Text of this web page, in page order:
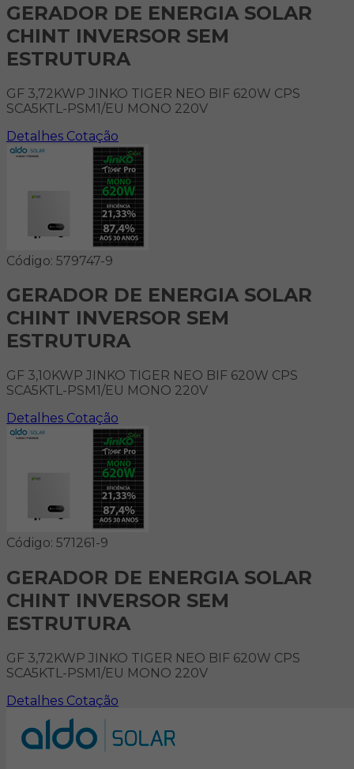
GERADOR DE ENERGIA SOLAR
CHINT INVERSOR SEM
ESTRUTURA
GF 3,72KWP JINKO TIGER NEO BIF 620W CPS
SCA5KTL-PSM1/EU MONO 220V
Detalhes Cotação
Código: 579747-9
GERADOR DE ENERGIA SOLAR
CHINT INVERSOR SEM
ESTRUTURA
GF 3,10KWP JINKO TIGER NEO BIF 620W CPS
SCA5KTL-PSM1/EU MONO 220V
Detalhes Cotação
Código: 571261-9
GERADOR DE ENERGIA SOLAR
CHINT INVERSOR SEM
ESTRUTURA
GF 3,72KWP JINKO TIGER NEO BIF 620W CPS
SCA5KTL-PSM1/EU MONO 220V
Detalhes Cotação